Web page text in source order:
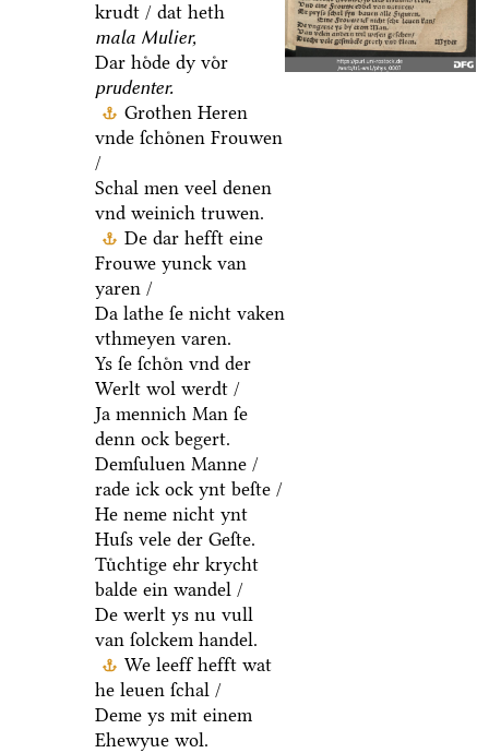
krudt / dat heth
mala Mulier,
Dar hoͤde dy voͤr
prudenter.
Grothen Heren
vnde ſchoͤnen Frouwen
/
Schal men veel denen
vnd weinich truwen.
De dar hefft eine
Frouwe yunck van
yaren /
Da lathe ſe nicht vaken
vthmeyen varen.
Ys ſe ſchoͤn vnd der
Werlt wol werdt /
Ja mennich Man ſe
denn ock begert.
Demſuluen Manne /
rade ick ock ynt beſte /
He neme nicht ynt
Huſs vele der Geſte.
Tuͤchtige ehr krycht
balde ein wandel /
De werlt ys nu vull
van ſolckem handel.
We leeff hefft wat
he leuen ſchal /
Deme ys mit einem
Ehewyue wol.